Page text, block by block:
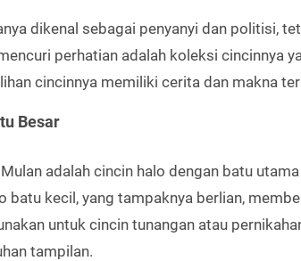
dikenal sebagai penyanyi dan politisi,
perhatian adalah koleksi cincinnya
cincinnya memiliki cerita dan makna
Besar
adalah cincin halo dengan batu
batu kecil, yang tampaknya berlian,
untuk cincin tunangan atau
tampilan.